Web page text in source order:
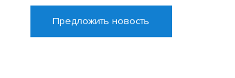
Предложить новость